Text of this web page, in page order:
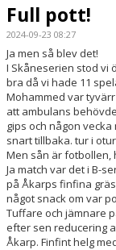
Full pott!
2024-09-23 08:27
Ja men så blev det!
I Skåneserien stod vi
bra då vi hade 11
Mohammed var
att ambulans
gips och någon
snart tillbaka. tur i
Men sån är fotbollen,
Ja match var det i B-
på Åkarps finfina
något snack om var
Tuffare och jämnare
efter sen reducering
Åkarp. Finfint helg